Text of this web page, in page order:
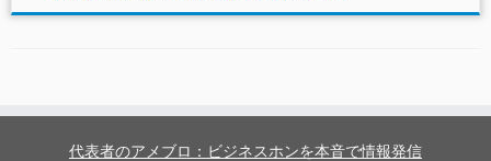
代表者のアメブロ：ビジネスホンを本音で情報発信